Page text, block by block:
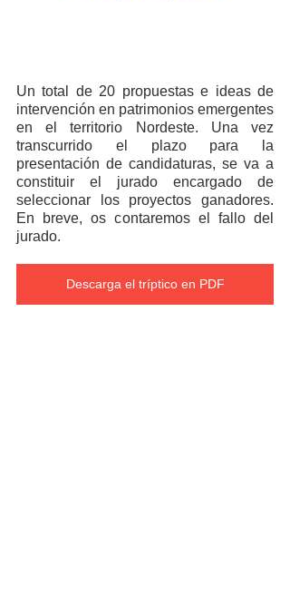
Un total de 20 propuestas e ideas de
intervención en patrimonios emergentes
en el territorio Nordeste. Una vez
transcurrido el plazo para la
presentación de candidaturas, se va a
constituir el jurado encargado de
seleccionar los proyectos ganadores.
En breve, os contaremos el fallo del
jurado.
Descarga el tríptico en PDF